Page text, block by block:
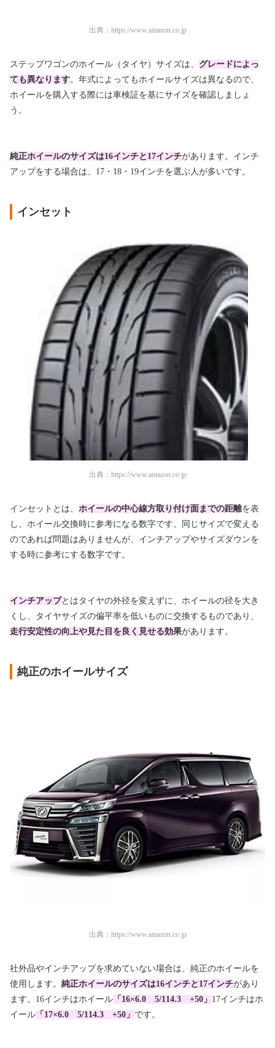
出典： https://www.amazon.co.jp
ステップワゴンのホイール（タイヤ）サイズは、 グレードによっ
ても異なります。年式によってもホイールサイズは異なるので、
ホイールを購入する際には車検証を基にサイズを確認しましょ
う。
純正ホイールのサイズは16インチと17インチがあります。インチ
アップをする場合は、17・18・19インチを選ぶ人が多いです。
インセット
出典： https://www.amazon.co.jp
インセットとは、 ホイールの中心線方取り付け面までの距離を表
し、ホイール交換時に参考になる数字です。同じサイズで変える
のであれば問題はありませんが、インチアップやサイズダウンを
する時に参考にする数字です。
インチアップとはタイヤの外径を変えずに、ホイールの径を大き
くし、タイヤサイズの偏平率を低いものに交換するものであり、
走行安定性の向上や見た目を良く見せる効果があります。
純正のホイールサイズ
出典： https://www.amazon.co.jp
社外品やインチアップを求めていない場合は、純正のホイールを
使用します。 純正ホイールのサイズは16インチと17インチがあり
ます。16インチはホイール 「16×6.0 5/114.3 +50」 17インチはホ
イール 「17×6.0 5/114.3 +50」 です。